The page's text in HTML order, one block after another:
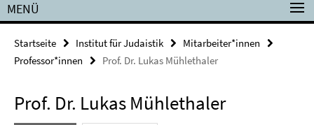
MENÜ
Startseite Institut für Judaistik
Mitarbeiter*innen
Professor*innen
Prof. Dr. Lukas Mühlethaler
Prof. Dr. Lukas Mühlethaler